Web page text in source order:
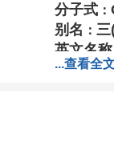
分子式：
别名 ： 三
英文名称
竭诚欢迎
专业、
针对高
...查看全